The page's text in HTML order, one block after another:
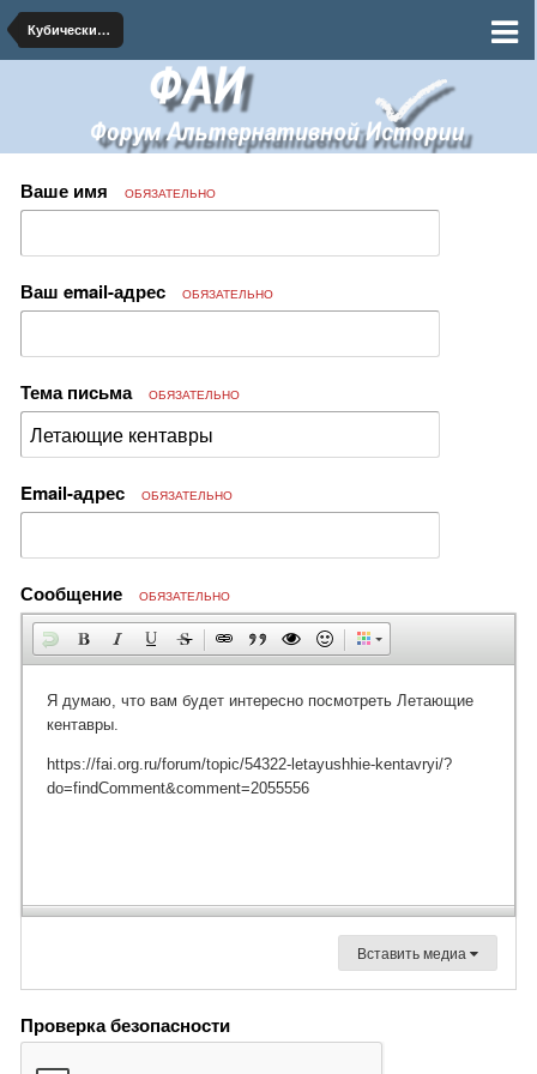
Кубический Персик
Ваше имя ОБЯЗАТЕЛЬНО
Ваш email-адрес ОБЯЗАТЕЛЬНО
Тема письма ОБЯЗАТЕЛЬНО
Email-адрес ОБЯЗАТЕЛЬНО
Сообщение ОБЯЗАТЕЛЬНО
Вставить медиа
Проверка безопасности